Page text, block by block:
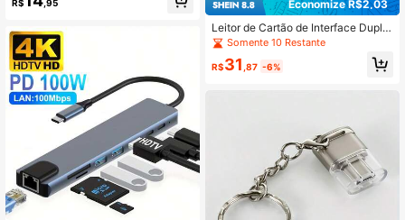
R$ ,95
Economize R$2,03
Leitor de Cartão de Interface Dupla
de Alta Velocidade, USB-A & Tipo-
C, Adaptador Multifuncional SD/TF,
Compatível com Todos os Dispositi
Somente 10 Restante
R$31 ,87 -6%